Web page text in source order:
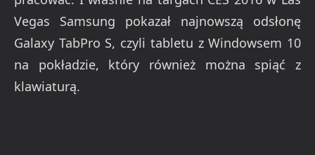
Vegas Samsung pokazał najnowszą odsłonę
Galaxy TabPro S, czyli tabletu z Windowsem 10
na pokładzie, który również można spiąć z
klawiaturą.